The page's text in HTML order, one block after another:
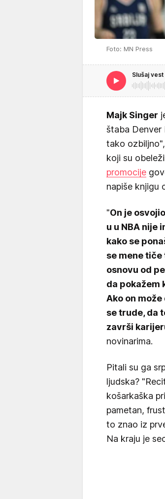
Foto: MN Press
Slušaj vest
Majk Singer
štaba Denver
tako
koji su
promocije
napiše knjigu
"On je
u u NBA nije
kako se
se mene tiče
osnovu od
da pokažem
Ako on
se trude, da
završi
novinarima.
Pitali su ga
ljudska?
košarkaška
pametan,
to znao iz
Na kraju je